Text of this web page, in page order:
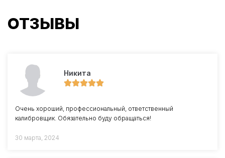
ОТЗЫВЫ
Никита
Очень хороший, профессиональный, ответственный
калибровщик. Обязательно буду обращаться!
30 марта, 2024